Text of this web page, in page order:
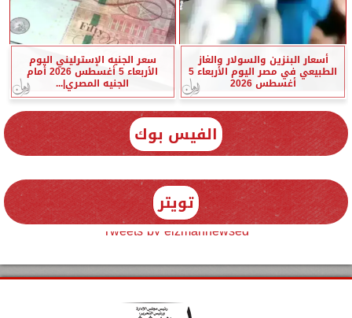
أسعار البنزين والسولار والغاز
الطبيعي في مصر اليوم الأربعاء 5
أغسطس 2026
سعر الجنيه الإسترليني اليوم
الأربعاء 5 أغسطس 2026 أمام
الجنيه المصري|...
الفيس بوك
تويتر
Tweets by elzmannewseg